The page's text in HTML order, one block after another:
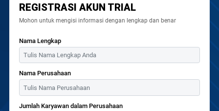
REGISTRASI AKUN TRIAL
Mohon untuk mengisi informasi dengan lengkap dan benar
Nama Lengkap
Nama Perusahaan
Jumlah Karyawan dalam Perusahaan